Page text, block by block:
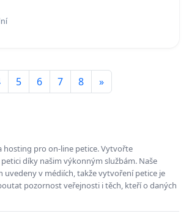
5 6 7 8 »
hosting pro on-line petice. Vytvořte
díky našim výkonným službám. Naše
uvedeny v médiích, takže vytvoření petice je
pozornost veřejnosti i těch, kteří o daných